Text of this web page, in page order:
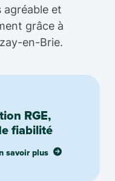
agréable et
grâce à
en-Brie.
RGE,
fiabilité
savoir plus